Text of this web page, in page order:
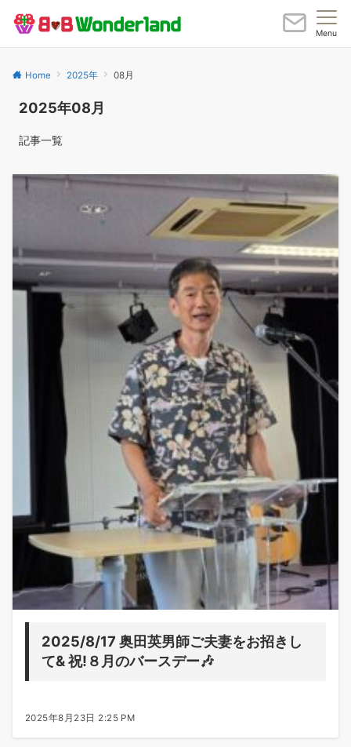
Menu
Home 2025年 08月
2025年08月
記事一覧
2025/8/17 奥田英男師ご夫妻をお招きし
て& 祝!８月のバースデー🎶
2025年8月23日 2:25 PM